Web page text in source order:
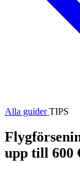
Alla guiderTIPS
upp till 600